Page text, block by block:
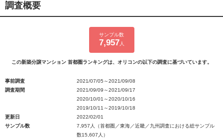
調査概要
サンプル数
7,957 人
この新築分譲マンション 首都圏ランキングは、オリコンの以下の調査に基づいています。
事前調査
2021/07/05～2021/09/08
調査期間
2021/09/09～2021/09/17
2020/10/01～2020/10/16
2019/10/11～2019/10/18
更新日
2022/02/01
サンプル数
7,957人（首都圏／東海／近畿／九州調査における総サンプル
数15,607人）